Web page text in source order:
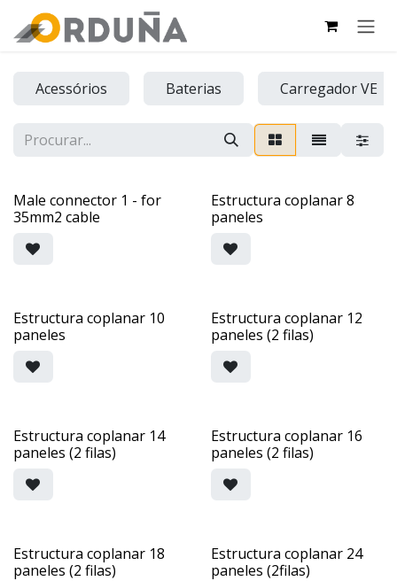
Acessórios Baterias Carregador VE
Male connector 1 - for
35mm2 cable
Estructura coplanar 8
paneles
Estructura coplanar 10
paneles
Estructura coplanar 12
paneles (2 filas)
Estructura coplanar 14
paneles (2 filas)
Estructura coplanar 16
paneles (2 filas)
Estructura coplanar 18
paneles (2 filas)
Estructura coplanar 24
paneles (2filas)